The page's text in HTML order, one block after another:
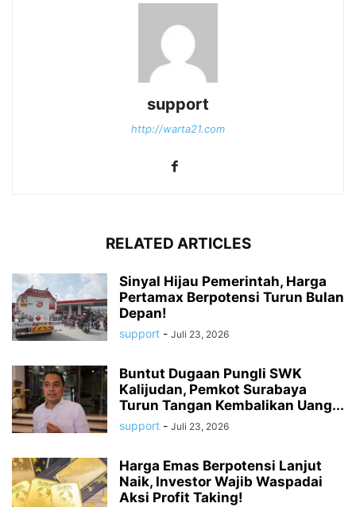
support
http://warta21.com
RELATED ARTICLES
Sinyal Hijau Pemerintah, Harga
Pertamax Berpotensi Turun Bulan
Depan!
support - Juli 23, 2026
Buntut Dugaan Pungli SWK
Kalijudan, Pemkot Surabaya
Turun Tangan Kembalikan Uang...
support - Juli 23, 2026
Harga Emas Berpotensi Lanjut
Naik, Investor Wajib Waspadai
Aksi Profit Taking!